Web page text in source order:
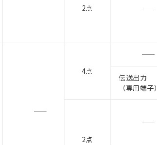
2点
4点
伝送出力
（専用端子）
2点